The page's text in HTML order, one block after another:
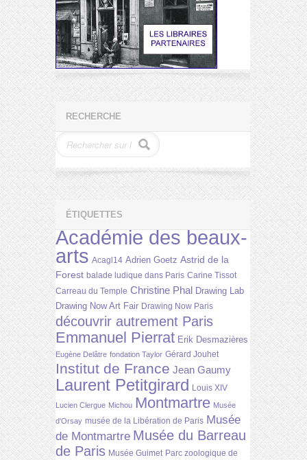
RECHERCHE
ÉTIQUETTES
Académie des beaux-
arts Acagl14 Adrien Goetz Astrid de la
Forest balade ludique dans Paris Carine Tissot
Carreau du Temple Christine Phal Drawing Lab
Drawing Now Art Fair Drawing Now Paris
découvrir autrement Paris
Emmanuel Pierrat Erik Desmazières
Eugène Delâtre fondation Taylor Gérard Jouhet
Institut de France Jean Gaumy
Laurent Petitgirard Louis XIV
Lucien Clergue Michou Montmartre Musée
d'Orsay musée de la Libération de Paris Musée
de Montmartre Musée du Barreau
de Paris Musée Guimet Parc zoologique de